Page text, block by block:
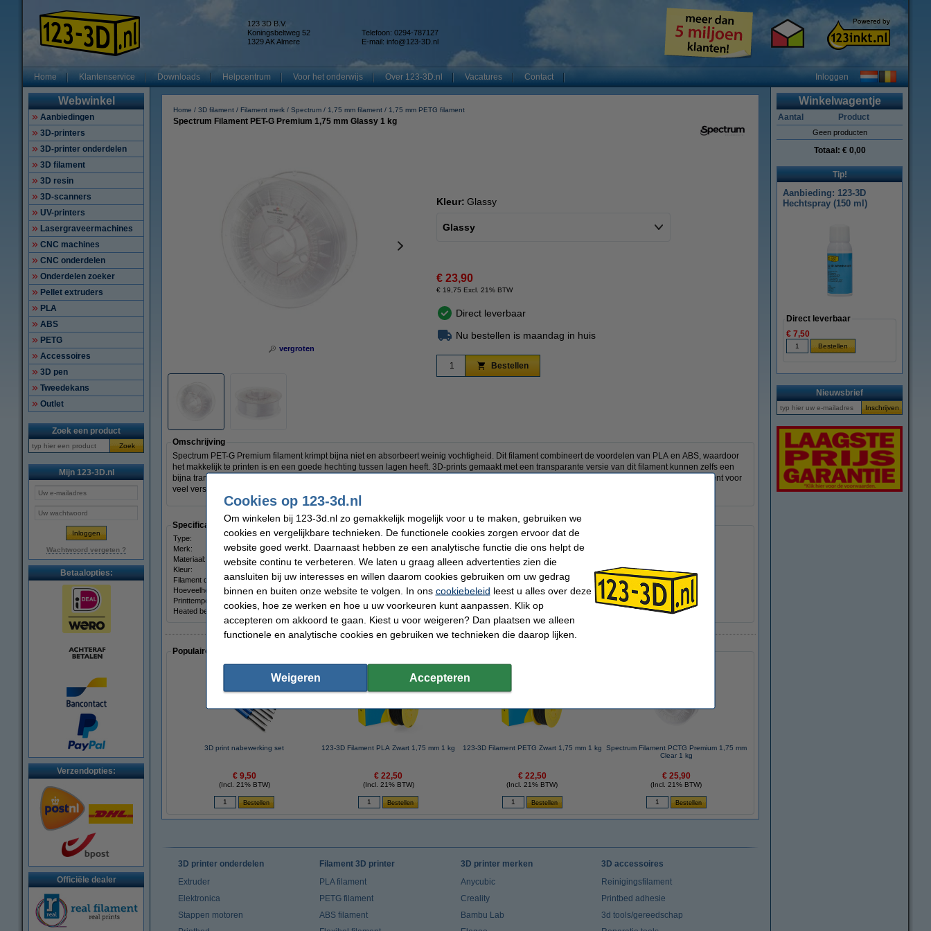
123 3D B.V.
Koningsbeltweg 52
1329 AK Almere
Telefoon: 0294-787127
E-mail: info@123-3D.nl
Home Klantenservice Downloads Helpcentrum Voor het onderwijs Over 123-3D.nl Vacatures Contact Inloggen
Webwinkel
Aanbiedingen
3D-printers
3D-printer onderdelen
3D filament
3D resin
3D-scanners
UV-printers
Lasergraveermachines
CNC machines
CNC onderdelen
Onderdelen zoeker
Pellet extruders
PLA
ABS
PETG
Accessoires
3D pen
Tweedekans
Outlet
Zoek een product
Zoek
Mijn 123-3D.nl
Wachtwoord vergeten ?
Betaalopties:
Verzendopties:
Officiële dealer
Home 3D filament Filament merk Spectrum 1,75 mm filament 1,75 mm PETG filament
Spectrum Filament PET-G Premium 1,75 mm Glassy 1 kg
vergroten
Kleur: Glassy
Glassy
€ 23,90
€ 19,75 Excl. 21% BTW
Direct leverbaar
Nu bestellen is maandag in huis
Bestellen
Omschrijving
Spectrum PET-G Premium filament krimpt bijna niet en absorbeert weinig vochtigheid. Dit filament combineert de voordelen van PLA en ABS, waardoor
het makkelijk te printen is en een goede hechting tussen lagen heeft. 3D-prints gemaakt met een transparante versie van dit filament kunnen zelfs een
bijna transparant effect bereiken. De goede mechanische eigenschappen en de goede weerstand tegen chemicaliën zorgen ervoor dat dit filament voor
veel verschillende soorten 3D-prints gebruikt kan worden. Het filament is 1,75 mm, komt in de kleur Glassy en heeft 1 Kg op de spoel.
Specificaties
Type: PETG Filament Spoel buitendiameter:
Merk:
Spectrum Spoel binnendiameter:
Materiaal:
PETG Premium Spoel breedte:
Kleur:
± 250 gram
Filament diameter:
1,75 mm Print snelheid:
40 - 120 mm/s
Hoeveelheid:
1 kg Ons Artikelnr:
DFS10101
Printtemperatuur:
230 - 255 °C
Download
Heated bed temp:
60 - 80 °C TDS EN: Download
Populaire artikelen van klanten die dit artikel ook besteld hebben
3D print nabewerking set
€ 9,50
(Incl. 21% BTW)
123-3D Filament PLA Zwart 1,75 mm 1 kg
€ 22,50
(Incl. 21% BTW)
123-3D Filament PETG Zwart 1,75 mm 1 kg
€ 22,50
(Incl. 21% BTW)
Spectrum Filament PCTG Premium 1,75 mm
Clear 1 kg
€ 25,90
(Incl. 21% BTW)
Winkelwagentje
Aantal Product
Geen producten
Totaal: € 0,00
Tip!
Aanbieding: 123-3D
Hechtspray (150 ml)
Direct leverbaar
€ 7,50
Nieuwsbrief
3D printer onderdelen
Extruder
Elektronica
Stappen motoren
Filament 3D printer
PLA filament
PETG filament
ABS filament
3D printer merken
Anycubic
Creality
Bambu Lab
3D accessoires
Reinigingsfilament
Printbed adhesie
3d tools/gereedschap
Cookies op 123-3d.nl
Om winkelen bij 123-3d.nl zo gemakkelijk mogelijk voor u te maken, gebruiken we
cookies en vergelijkbare technieken. De functionele cookies zorgen ervoor dat de
website goed werkt. Daarnaast hebben ze een analytische functie die ons helpt de
website continu te verbeteren. We laten u graag alleen advertenties zien die
aansluiten bij uw interesses en willen daarom cookies gebruiken om uw gedrag
binnen en buiten onze website te volgen. In ons cookiebeleid leest u alles over deze
cookies, hoe ze werken en hoe u uw voorkeuren kunt aanpassen. Klik op
accepteren om akkoord te gaan. Kiest u voor weigeren? Dan plaatsen we alleen
functionele en analytische cookies en gebruiken we technieken die daarop lijken.
Weigeren Accepteren